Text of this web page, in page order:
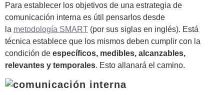
Para establecer los objetivos de una estrategia de
comunicación interna es útil pensarlos desde
la metodología SMART (por sus siglas en inglés). Está
técnica establece que los mismos deben cumplir con la
condición de específicos, medibles, alcanzables,
relevantes y temporales. Esto allanará el camino.